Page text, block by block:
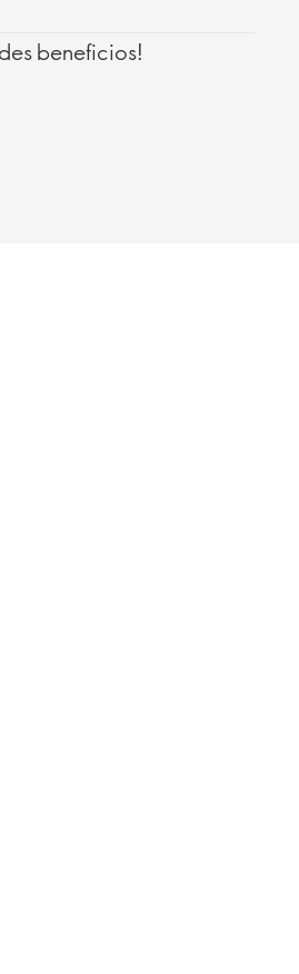
beneficios!